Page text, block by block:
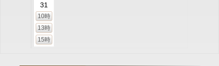
31
10時
13時
15時